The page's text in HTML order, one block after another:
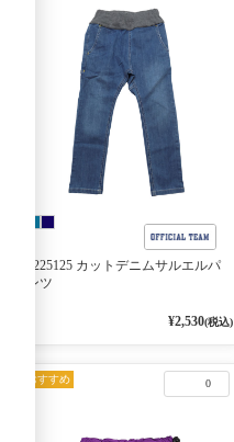
1225125 カットデニムサルエルパ
ンツ
¥2,530(税込)
0
おすすめ